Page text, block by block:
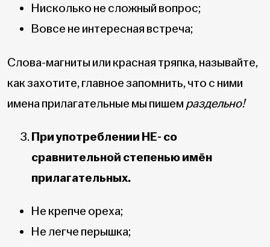
Нисколько не сложный вопрос;
Вовсе не интересная встреча;
Слова-магниты или красная тряпка, называйте,
как захотите, главное запомнить, что с ними
имена прилагательные мы пишем раздельно!
При употреблении НЕ- со
сравнительной степенью имён
прилагательных.
Не крепче ореха;
Не легче перышка;